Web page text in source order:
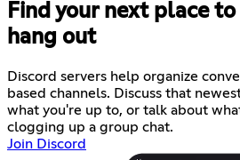
Find your next place
hang out
Discord servers help organize
based channels. Discuss that
what you're up to, or talk about
clogging up a group chat.
Join Discord